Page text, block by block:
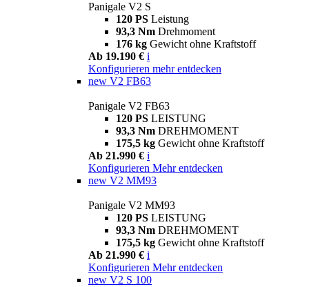
Panigale V2 S
120 PS Leistung
93,3 Nm Drehmoment
176 kg Gewicht ohne Kraftstoff
Ab 19.190 € i
Konfigurieren mehr entdecken
new V2 FB63
Panigale V2 FB63
120 PS LEISTUNG
93,3 Nm DREHMOMENT
175,5 kg Gewicht ohne Kraftstoff
Ab 21.990 € i
Konfigurieren Mehr entdecken
new V2 MM93
Panigale V2 MM93
120 PS LEISTUNG
93,3 Nm DREHMOMENT
175,5 kg Gewicht ohne Kraftstoff
Ab 21.990 € i
Konfigurieren Mehr entdecken
new V2 S 100